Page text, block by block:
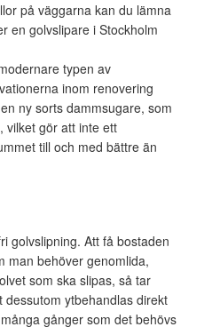
på väggarna kan du lämna
en golvslipare i Stockholm
typen av
inom renovering
ny sorts dammsugare, som
vilket gör att inte ett
till och med bättre än
golvslipning. Att få bostaden
man behöver genomlida,
som ska slipas, så tar
ytbehandlas direkt
gånger som det behövs